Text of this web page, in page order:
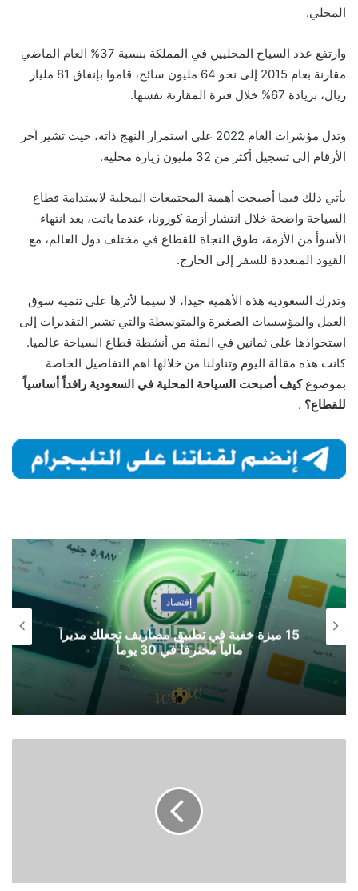
المحلي.
وارتفع عدد السياح المحليين في المملكة بنسبة 37% العام الماضي
مقارنة بعام 2015 إلى نحو 64 مليون سائح، قاموا بإنفاق 81 مليار
ريال، بزيادة 67% خلال فترة المقارنة نفسها.
وتدل مؤشرات العام 2022 على استمرار النهج ذاته، حيث تشير آخر
الأرقام إلى تسجيل أكثر من 32 مليون زيارة محلية.
يأتي ذلك فيما أصبحت أهمية المجتمعات المحلية لاستدامة قطاع
السياحة واضحة خلال انتشار أزمة كورونا، عندما باتت، بعد انتهاء
الأسوأ من الأزمة، طوق النجاة للقطاع في مختلف دول العالم، مع
القيود المتعددة للسفر إلى الخارج.
وتدرك السعودية هذه الأهمية جيدا، لا سيما لأثرها على تنمية سوق
العمل والمؤسسات الصغيرة والمتوسطة والتي تشير التقديرات إلى
استحواذها على ثمانين في المئة من أنشطة قطاع السياحة عالميا.
كانت هذه مقالة اليوم وتناولنا من خلالها اهم التفاصيل الخاصة
بموضوعكيف أصبحت السياحة المحلية في السعودية رافداً أساسياً
للقطاع؟ .
إقتصاد
15 ميزة خفية في تطبيق مصاريف تجعلك مديراً
مالياً محترفاً في 30 يوماً